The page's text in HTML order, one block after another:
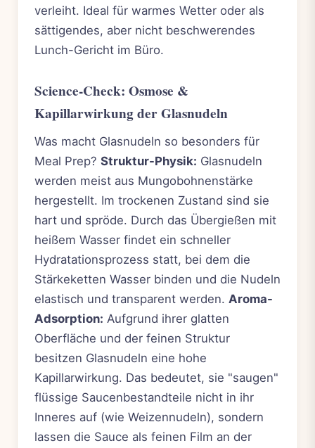
verleiht. Ideal für warmes Wetter oder als
sättigendes, aber nicht beschwerendes
Lunch-Gericht im Büro.
Science-Check: Osmose &
Kapillarwirkung der Glasnudeln
Was macht Glasnudeln so besonders für
Meal Prep? Struktur-Physik: Glasnudeln
werden meist aus Mungobohnenstärke
hergestellt. Im trockenen Zustand sind sie
hart und spröde. Durch das Übergießen mit
heißem Wasser findet ein schneller
Hydratationsprozess statt, bei dem die
Stärkeketten Wasser binden und die Nudeln
elastisch und transparent werden. Aroma-
Adsorption: Aufgrund ihrer glatten
Oberfläche und der feinen Struktur
besitzen Glasnudeln eine hohe
Kapillarwirkung. Das bedeutet, sie "saugen"
flüssige Saucenbestandteile nicht in ihr
Inneres auf (wie Weizennudeln), sondern
lassen die Sauce als feinen Film an der